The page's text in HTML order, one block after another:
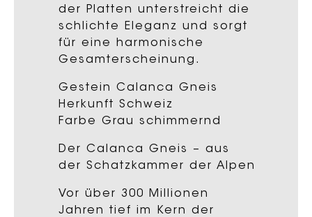
der Platten unterstreicht die
schlichte Eleganz und sorgt
für eine harmonische
Gesamterscheinung.
Gestein Calanca Gneis
Herkunft Schweiz
Farbe Grau schimmernd
Der Calanca Gneis – aus
der Schatzkammer der Alpen
Vor über 300 Millionen
Jahren tief im Kern der